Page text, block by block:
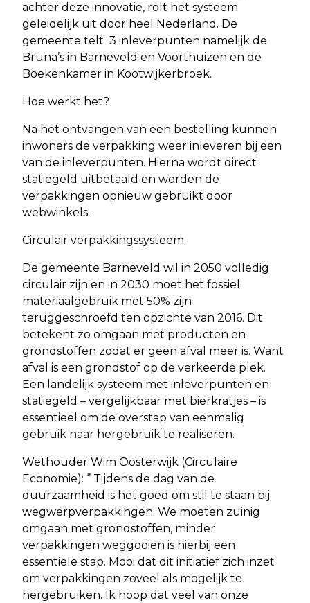
achter deze innovatie, rolt het systeem
geleidelijk uit door heel Nederland. De
gemeente telt 3 inleverpunten namelijk de
Bruna’s in Barneveld en Voorthuizen en de
Boekenkamer in Kootwijkerbroek.
Hoe werkt het?
Na het ontvangen van een bestelling kunnen
inwoners de verpakking weer inleveren bij een
van de inleverpunten. Hierna wordt direct
statiegeld uitbetaald en worden de
verpakkingen opnieuw gebruikt door
webwinkels.
Circulair verpakkingssysteem
De gemeente Barneveld wil in 2050 volledig
circulair zijn en in 2030 moet het fossiel
materiaalgebruik met 50% zijn
teruggeschroefd ten opzichte van 2016. Dit
betekent zo omgaan met producten en
grondstoffen zodat er geen afval meer is. Want
afval is een grondstof op de verkeerde plek.
Een landelijk systeem met inleverpunten en
statiegeld – vergelijkbaar met bierkratjes – is
essentieel om de overstap van eenmalig
gebruik naar hergebruik te realiseren.
Wethouder Wim Oosterwijk (Circulaire
Economie): ‘’ Tijdens de dag van de
duurzaamheid is het goed om stil te staan bij
wegwerpverpakkingen. We moeten zuinig
omgaan met grondstoffen, minder
verpakkingen weggooien is hierbij een
essentiele stap. Mooi dat dit initiatief zich inzet
om verpakkingen zoveel als mogelijk te
hergebruiken. Ik hoop dat veel van onze